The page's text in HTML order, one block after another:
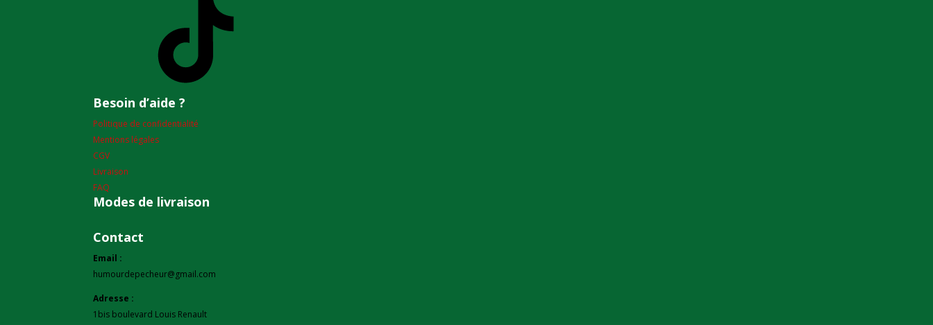
Besoin d’aide ?
Politique de confidentialité
Mentions légales
CGV
Livraison
FAQ
Modes de livraison
Contact
Email :
humourdepecheur@gmail.com
Adresse :
1bis boulevard Louis Renault